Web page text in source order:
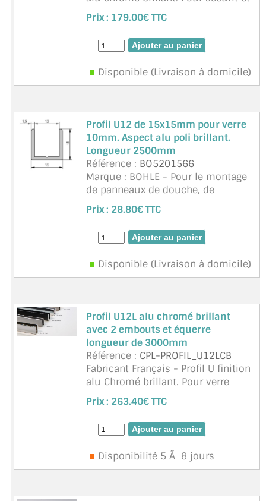
verre feuilleté de 8 à 10mm. Profil a
visser ou coller (silicone). Profil
H20xl16x2900m, largeur inté ...
suite
Prix : 179.00€ TTC
Disponible (Livraison à domicile)
Profil U12 de 15x15mm pour verre
10mm. Aspect alu poli brillant.
Longueur 2500mm
Référence : BO5201566
Marque : BOHLE - Pour le montage
de panneaux de douche, de
cloisons fixes en verre. Espace
intérieur 12mm, épaisseur 1,5mm.
Guide de perçage au fond du
profilé. Longueur 2500mm à rec ...
Prix : 28.80€ TTC
Disponible (Livraison à domicile)
Profil U12L alu chromé brillant
avec 2 embouts et équerre
longueur de 3000mm
Référence : CPL-PROFIL_U12LCB
Fabricant Français - Profil U finition
alu Chromé brillant. Pour verre
sécurit et verre feuilleté de 10mm.
Profil a visser ou coller (silicone).
Profil 35x20x2300m, largeur
intérieure 12m ...suite
Prix : 263.40€ TTC
Disponibilité 5 Ã 8 jours